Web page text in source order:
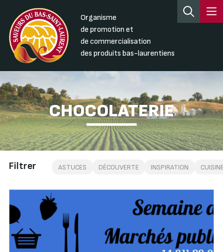
Organisme
de promotion et
de commercialisation
des produits bas-laurentiens
CHOCOLATERIE
Filtrer ASTUCES DÉCOUVERTE INSPIRATION